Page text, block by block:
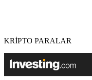
KRİPTO PARALAR